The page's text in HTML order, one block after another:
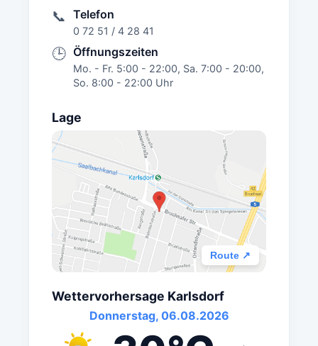
📞 Telefon
0 72 51 / 4 28 41
🕒 Öffnungszeiten
Mo. - Fr. 5:00 - 22:00, Sa. 7:00 - 20:00,
So. 8:00 - 22:00 Uhr
Lage
Route ↗
Wettervorhersage Karlsdorf
Donnerstag, 06.08.2026